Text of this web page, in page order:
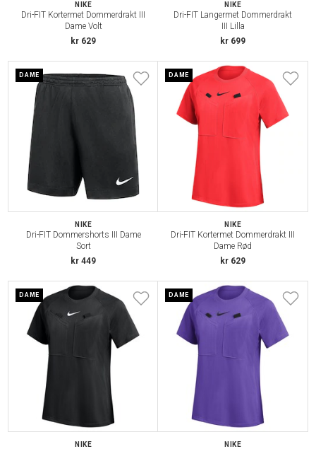
NIKE
Dri-FIT Kortermet Dommerdrakt III
Dame Volt
kr 629
NIKE
Dri-FIT Langermet Dommerdrakt
III Lilla
kr 699
DAME
NIKE
Dri-FIT Dommershorts III Dame
Sort
kr 449
DAME
NIKE
Dri-FIT Kortermet Dommerdrakt III
Dame Rød
kr 629
DAME
NIKE
DAME
NIKE